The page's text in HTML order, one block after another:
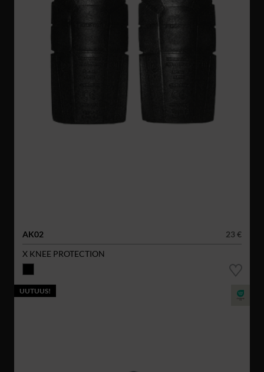
AK02
23 €
X KNEE PROTECTION
UUTUUS!